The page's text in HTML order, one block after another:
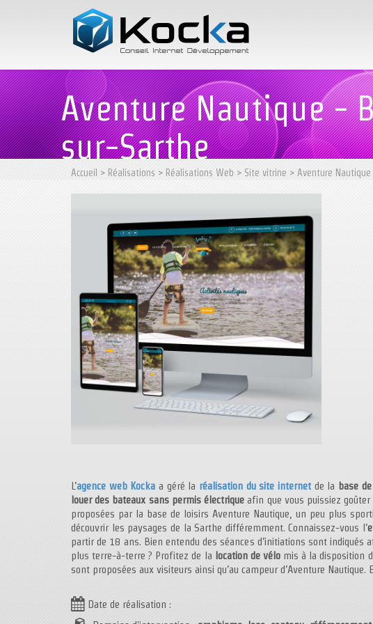
Aventure Nautique -
sur-Sarthe
Accueil > Réalisations > Réalisations Web > Site vitrine > Aventure Nautique
L’agence web Kocka a géré la réalisation du site internet de la base
louer des bateaux sans permis électrique afin que vous puissiez
proposées par la base de loisirs Aventure Nautique, un peu plus
découvrir les paysages de la Sarthe différemment. Connaissez-vous l’
partir de 18 ans. Bien entendu des séances d’initiations sont
plus terre-à-terre ? Profitez de la location de vélomis à la disposition
sont proposées aux visiteurs ainsi qu’au campeur d’Aventure
Date de réalisation :